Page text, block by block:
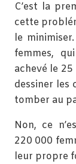
C’est la
cette
le
femmes,
achevé le
dessiner les
tomber au
Non, ce
220 000
leur propre